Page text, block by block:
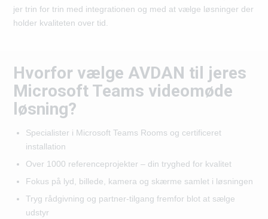
jer trin for trin med integrationen og med at vælge løsninger der
holder kvaliteten over tid.
Hvorfor vælge AVDAN til jeres
Microsoft Teams videomøde
løsning?
Specialister i Microsoft Teams Rooms og certificeret
installation
Over 1000 referenceprojekter – din tryghed for kvalitet
Fokus på lyd, billede, kamera og skærme samlet i løsningen
Tryg rådgivning og partner-tilgang fremfor blot at sælge
udstyr